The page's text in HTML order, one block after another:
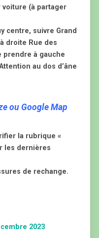
voiture (à partager
centre, suivre Grand
droite Rue des
prendre à gauche
au dos d’âne
ou Google Map
la rubrique «
les dernières
de rechange.
2023